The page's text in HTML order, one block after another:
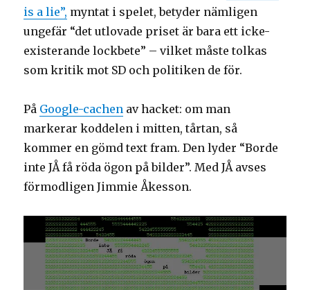
is a lie”, myntat i spelet, betyder nämligen
ungefär “det utlovade priset är bara ett icke-
existerande lockbete” – vilket måste tolkas
som kritik mot SD och politiken de för.
På Google-cachen av hacket: om man
markerar koddelen i mitten, tårtan, så
kommer en gömd text fram. Den lyder “Borde
inte JÅ få röda ögon på bilder”. Med JÅ avses
förmodligen Jimmie Åkesson.